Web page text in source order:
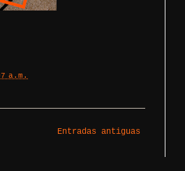
a.m.
Entradas antiguas